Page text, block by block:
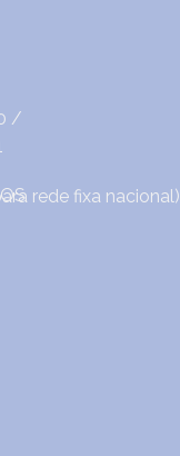
/
rede fixa nacional)